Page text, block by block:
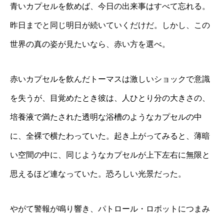
青いカプセルを飲めば、今日の出来事はすべて忘れる。
昨日までと同じ明日が続いていくだけだ。しかし、この
世界の真の姿が見たいなら、赤い方を選べ。
赤いカプセルを飲んだトーマスは激しいショックで意識
を失うが、目覚めたとき彼は、人ひとり分の大きさの、
培養液で満たされた透明な浴槽のようなカプセルの中
に、全裸で横たわっていた。起き上がってみると、薄暗
い空間の中に、同じようなカプセルが上下左右に無限と
思えるほど連なっていた。恐ろしい光景だった。
やがて警報が鳴り響き、パトロール・ロボットにつまみ